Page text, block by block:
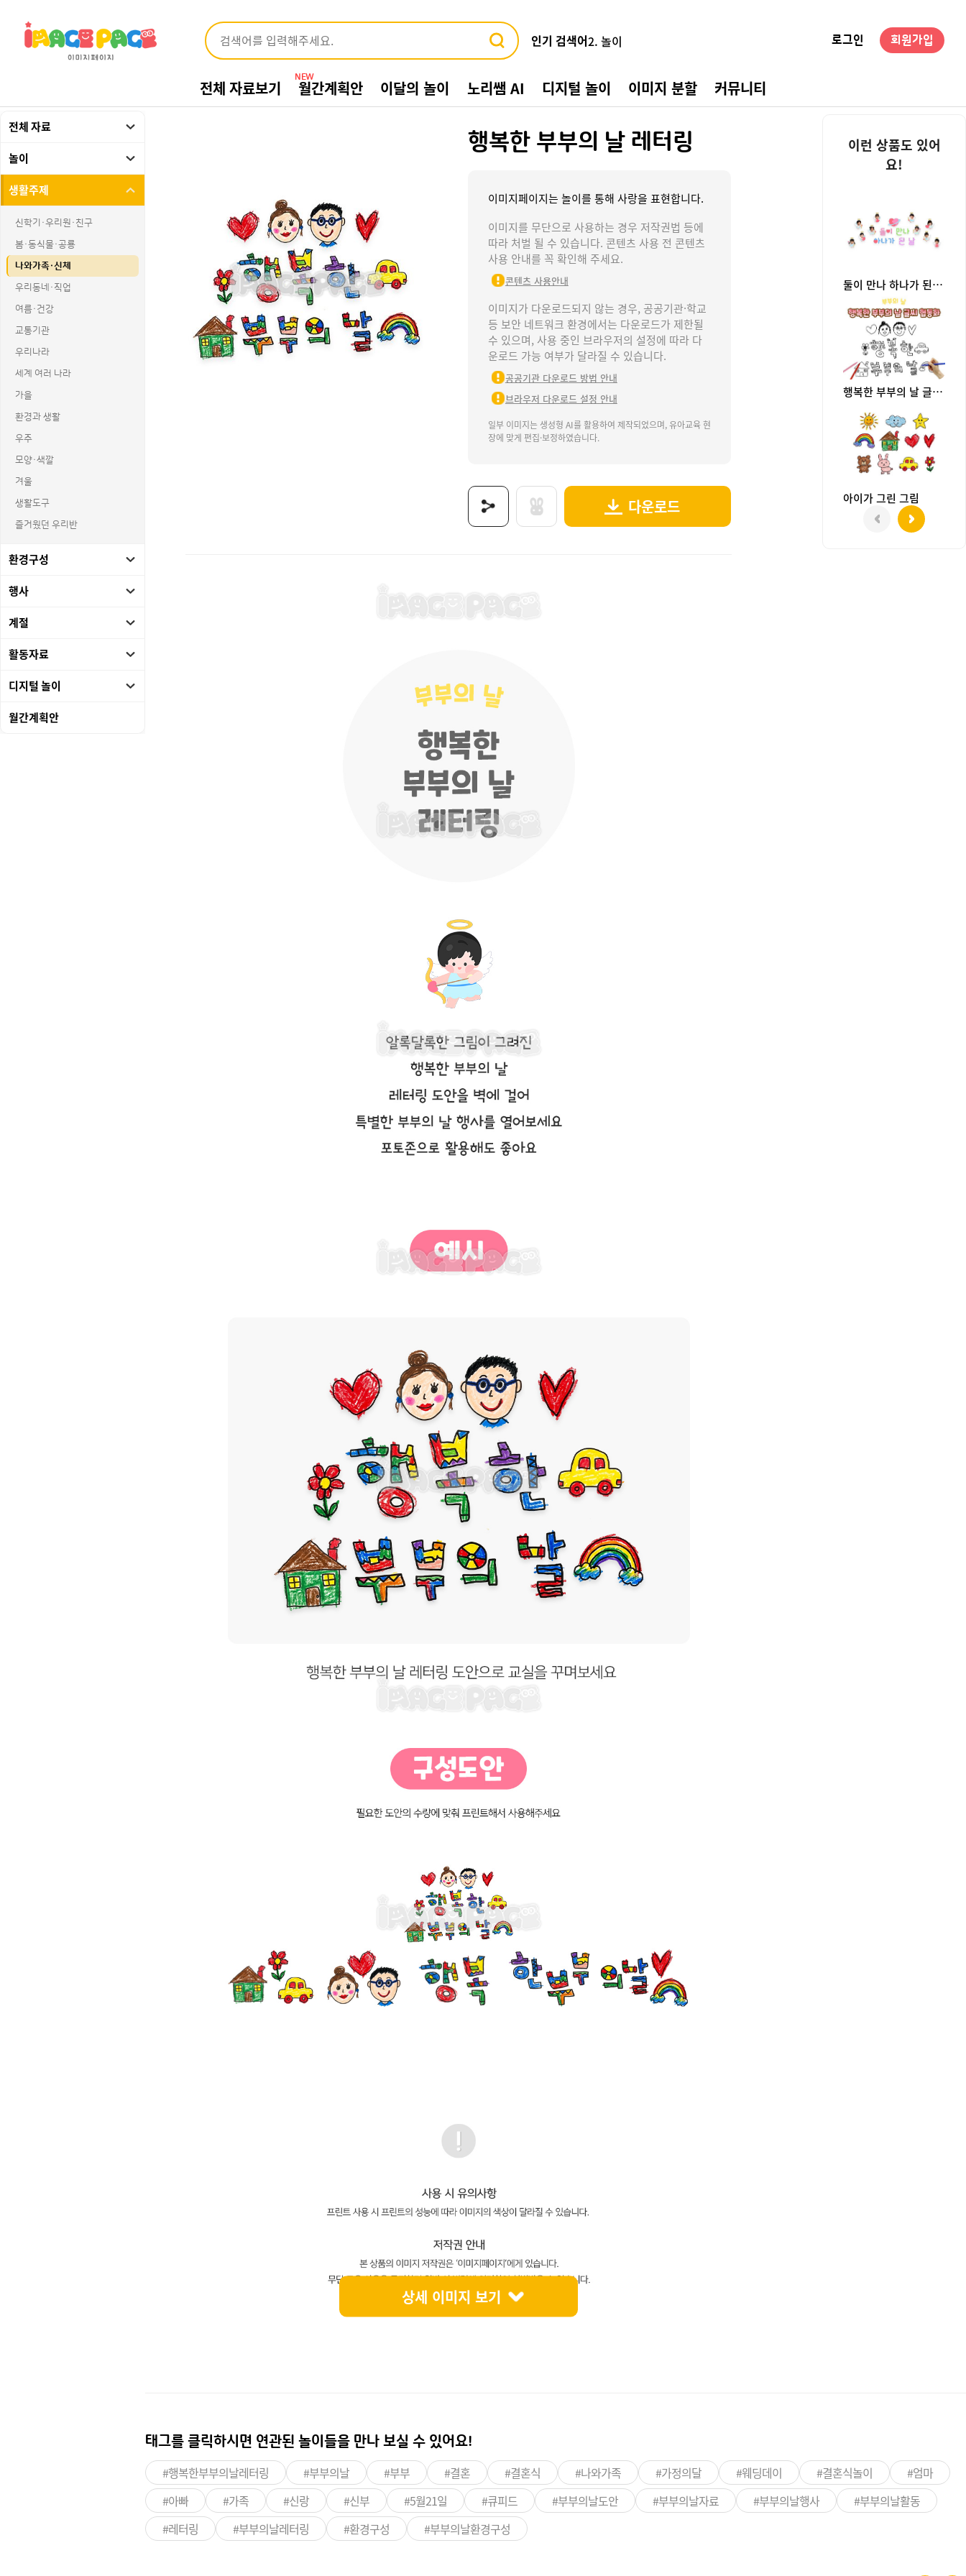
인기 검색어3. 바다
6. 수박
7. 여름환경구성
9. 물놀이
10. 수영장
놀
이
로그인 회원가입
전체 자료보기 NEW
월간계획안 이달의 놀이 노리쌤 AI 디지털 놀이 이미지 분할 커뮤니티
전체 자료
놀이
생활주제
신학기·우리원·친구
봄·동식물·공룡
나와가족·신체
우리동네·직업
여름·건강
교통기관
우리나라
세계 여러 나라
가을
환경과 생활
우주
모양·색깔
겨울
생활도구
즐거웠던 우리반
환경구성
행사
계절
활동자료
디지털 놀이
월간계획안
행복한 부부의 날 레터링
이미지페이지는 놀이를 통해 사랑을 표현합니다.
이미지를 무단으로 사용하는 경우 저작권법 등에
따라 처벌 될 수 있습니다. 콘텐츠 사용 전 콘텐츠
사용 안내를 꼭 확인해 주세요.
콘텐츠 사용안내
이미지가 다운로드되지 않는 경우, 공공기관·학교
등 보안 네트워크 환경에서는 다운로드가 제한될
수 있으며, 사용 중인 브라우저의 설정에 따라 다
운로드 가능 여부가 달라질 수 있습니다.
공공기관 다운로드 방법 안내
브라우저 다운로드 설정 안내
일부 이미지는 생성형 AI를 활용하여 제작되었으며, 유아교육 현
장에 맞게 편집·보정하였습니다.
다운로드
태그 : 행복한부부의날레터링, 부부의날, 부부, 결혼, 결혼식, 나와가족, 가정의달, 웨딩데이, 결혼식놀이, 엄마, 아빠, 가족, 신랑, 신부, 5월21일, 큐피드, 부부의날도안, 부부의날자료, 부부의날행사, 부부의날활동, 레터링, 부
상세 이미지 보기
태그를 클릭하시면 연관된 놀이들을 만나 보실 수 있어요!
#행복한부부의날레터링 #부부의날 #부부 #결혼 #결혼식 #나와가족 #가정의달 #웨딩데이 #결혼식놀이
#엄마
#아빠
#가족 #신랑 #신부 #5월21일 #큐피드 #부부의날도안 #부부의날자료 #부부의날행사
#부부의날활동
#레터링
#부부의날레터링 #환경구성 #부부의날환경구성
이런 상품도 있어
요!
둘이 만나 하나가 된 날 합성 레터링
행복한 부부의 날 글씨 협동화
아이가 그린 그림